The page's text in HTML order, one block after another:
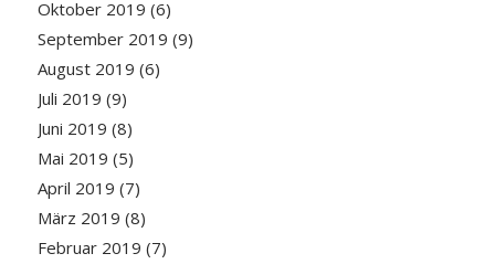
Oktober 2019 (6)
September 2019 (9)
August 2019 (6)
Juli 2019 (9)
Juni 2019 (8)
Mai 2019 (5)
April 2019 (7)
März 2019 (8)
Februar 2019 (7)